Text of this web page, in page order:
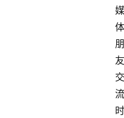
媒
体
朋
友
交
流
时